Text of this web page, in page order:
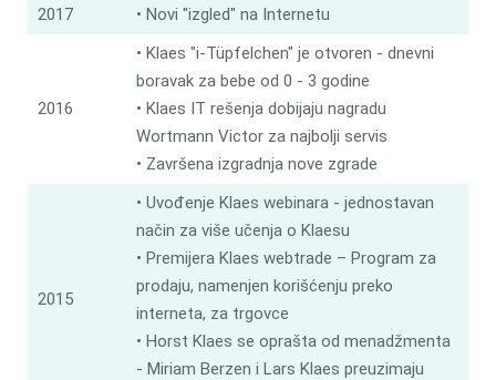
2017
• Novi "izgled" na Internetu
2016
• Klaes "i-Tüpfelchen" je otvoren - dnevni
boravak za bebe od 0 - 3 godine
• Klaes IT rešenja dobijaju nagradu
Wortmann Victor za najbolji servis
• Završena izgradnja nove zgrade
2015
• Uvođenje Klaes webinara - jednostavan
način za više učenja o Klaesu
• Premijera Klaes webtrade – Program za
prodaju, namenjen korišćenju preko
interneta, za trgovce
• Horst Klaes se oprašta od menadžmenta
- Miriam Berzen i Lars Klaes preuzimaju